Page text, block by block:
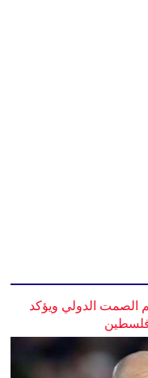
الصمت الدولي ويؤكد
فلسطين